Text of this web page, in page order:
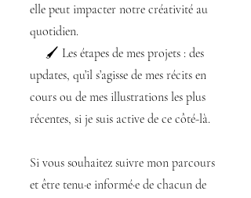
elle peut impacter notre créativité au
quotidien.
🖌️ Les étapes de mes projets : des
updates, qu’il s’agisse de mes récits en
cours ou de mes illustrations les plus
récentes, si je suis active de ce côté-là.
Si vous souhaitez suivre mon parcours
et être tenu·e informé·e de chacun de